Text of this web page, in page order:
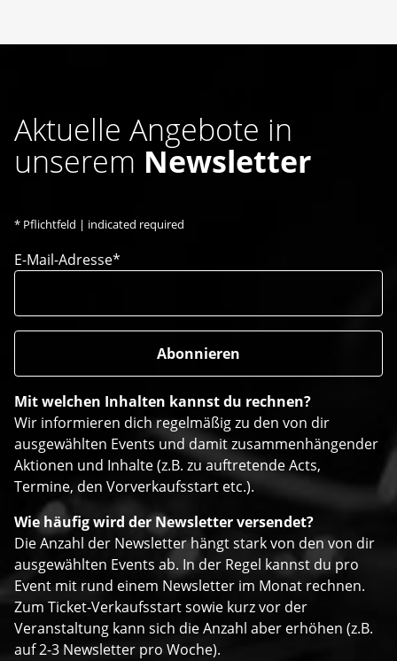
Aktuelle Angebote in
unserem Newsletter
* Pflichtfeld | indicated required
E-Mail-Adresse*
Mit welchen Inhalten kannst du rechnen?
Wir informieren dich regelmäßig zu den von dir
ausgewählten Events und damit zusammenhängender
Aktionen und Inhalte (z.B. zu auftretende Acts,
Termine, den Vorverkaufsstart etc.).
Wie häufig wird der Newsletter versendet?
Die Anzahl der Newsletter hängt stark von den von dir
ausgewählten Events ab. In der Regel kannst du pro
Event mit rund einem Newsletter im Monat rechnen.
Zum Ticket-Verkaufsstart sowie kurz vor der
Veranstaltung kann sich die Anzahl aber erhöhen (z.B.
auf 2-3 Newsletter pro Woche).